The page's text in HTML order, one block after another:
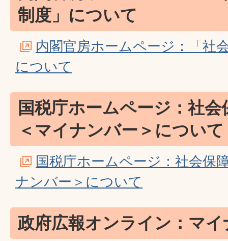
制度」について
内閣官房ホームページ：「社
について
国税庁ホームページ：社
＜マイナンバー＞について
国税庁ホームページ：社会保
ナンバー＞について
政府広報オンライン：マ